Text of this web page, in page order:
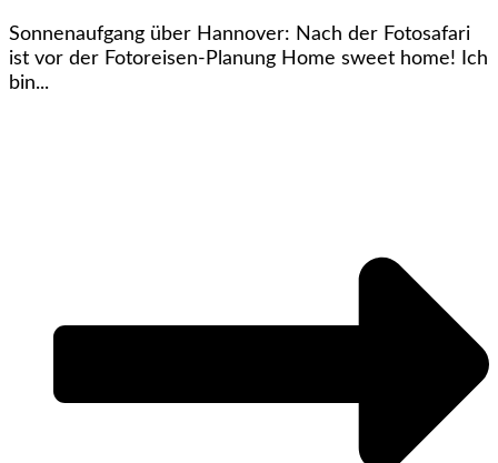
Sonnenaufgang über Hannover: Nach der Fotosafari
ist vor der Fotoreisen-Planung Home sweet home! Ich
bin...